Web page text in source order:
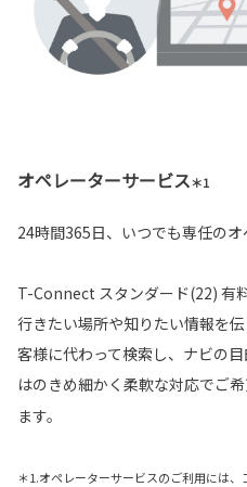
オペレーターサービス＊1
24時間365日、いつでも専任のオ
T-Connect スタンダード(22) 有
行きたい場所や知りたい情報を
客様に代わって検索し、ナビの
はのきめ細かく柔軟な対応でご
ます。
＊1.オペレーターサービスのご利用には